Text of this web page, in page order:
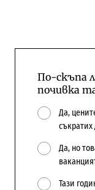
По-скъпа
почивка
Да,
Да, но
Тази